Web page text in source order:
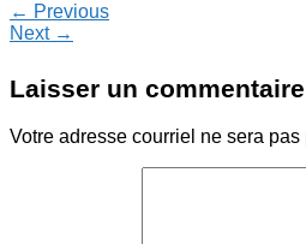
← Previous
Next →
Laisser un commentaire
Votre adresse courriel ne sera pas